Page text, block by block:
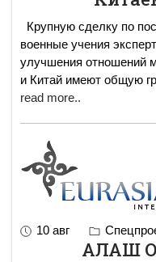
Крупную сделку по
военные учения
улучшения отношений
и Китай имеют общую
read more..
10 авг
АЛАШ